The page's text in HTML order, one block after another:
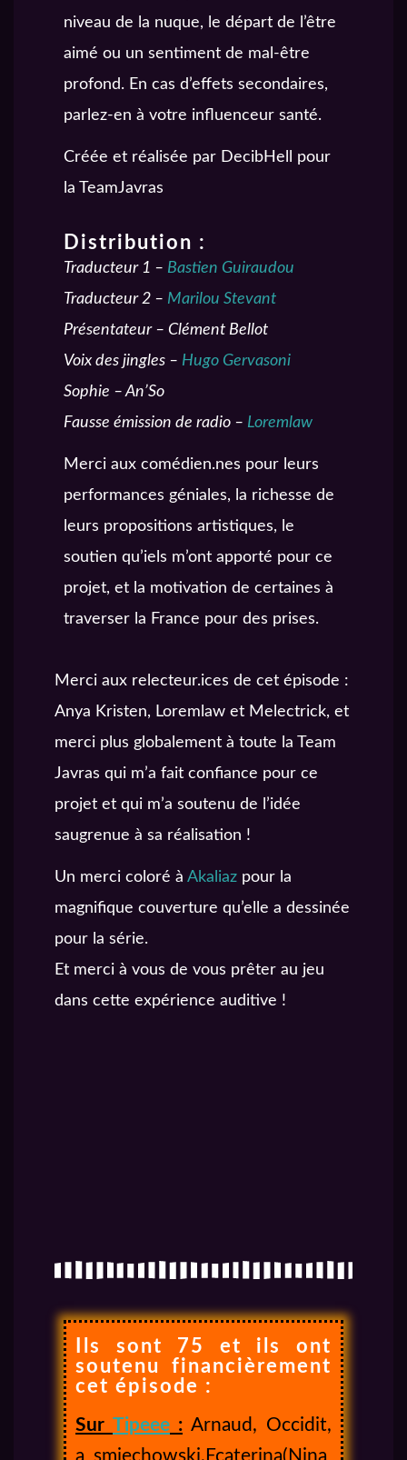
niveau de la nuque, le départ de l’être
aimé ou un sentiment de mal-être
profond. En cas d’effets secondaires,
parlez-en à votre influenceur santé.
Créée et réalisée par DecibHell pour
la TeamJavras
Distribution :
Traducteur 1 – Bastien Guiraudou
Traducteur 2 – Marilou Stevant
Présentateur – Clément Bellot
Voix des jingles – Hugo Gervasoni
Sophie – An’So
Fausse émission de radio – Loremlaw
Merci aux comédien.nes pour leurs
performances géniales, la richesse de
leurs propositions artistiques, le
soutien qu’iels m’ont apporté pour ce
projet, et la motivation de certaines à
traverser la France pour des prises.
Merci aux relecteur.ices de cet épisode :
Anya Kristen, Loremlaw et Melectrick, et
merci plus globalement à toute la Team
Javras qui m’a fait confiance pour ce
projet et qui m’a soutenu de l’idée
saugrenue à sa réalisation !
Un merci coloré à Akaliaz pour la
magnifique couverture qu’elle a dessinée
pour la série.
Et merci à vous de vous prêter au jeu
dans cette expérience auditive !
Ils sont 75 et ils ont
soutenu financièrement
cet épisode :
Sur Tipeee : Arnaud, Occidit,
a_smiechowski,Ecaterina(Nina